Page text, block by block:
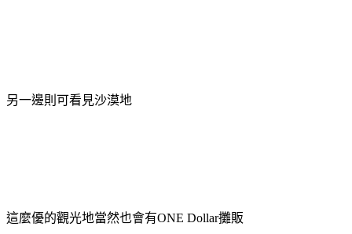
另一邊則可看見沙漠地
這麼優的觀光地當然也會有ONE Dollar攤販